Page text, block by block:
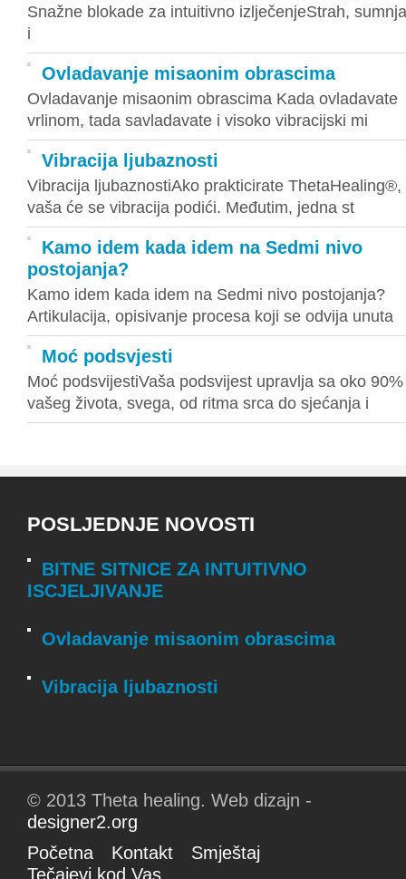
Snažne blokade za intuitivno izlječenjeStrah, sumnja
i
Ovladavanje misaonim obrascima
Ovladavanje misaonim obrascima Kada ovladavate
vrlinom, tada savladavate i visoko vibracijski mi
Vibracija ljubaznosti
Vibracija ljubaznostiAko prakticirate ThetaHealing®,
vaša će se vibracija podići. Međutim, jedna st
Kamo idem kada idem na Sedmi nivo
postojanja?
Kamo idem kada idem na Sedmi nivo postojanja?
Artikulacija, opisivanje procesa koji se odvija unuta
Moć podsvjesti
Moć podsvijestiVaša podsvijest upravlja sa oko 90%
vašeg života, svega, od ritma srca do sjećanja i
POSLJEDNJE NOVOSTI
BITNE SITNICE ZA INTUITIVNO
ISCJELJIVANJE
Ovladavanje misaonim obrascima
Vibracija ljubaznosti
© 2013 Theta healing. Web dizajn -
designer2.org
Početna
Kontakt
Smještaj
Tečajevi kod Vas